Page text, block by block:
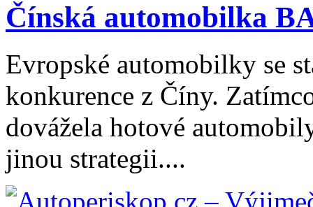
Čínská automobilka
Evropské automobilky se
konkurence z Číny.
dovážela hotové
jinou strategii....